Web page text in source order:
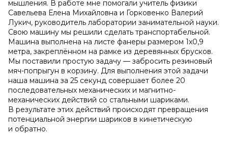
мышления. В работе мне помогали учитель физики
Савельева Елена Михайловна и Горковенко Валерий
Лукич, руководитель лаборатории занимательной науки.
Свою машину мы решили сделать транспортабельной.
Машина выполнена на листе фанеры размером 1х0,9
метра, закреплённом на рамке из деревянных брусков.
Мы поставили простую задачу — забросить резиновый
мяч-попрыгун в корзину. Для выполнения этой задачи
наша машина за 25 секунд совершает более 20
последовательных механических и магнитно-
механических действий со стальными шариками.
В результате этих действий происходят превращения
потенциальной энергии шариков в кинетическую
и обратно.